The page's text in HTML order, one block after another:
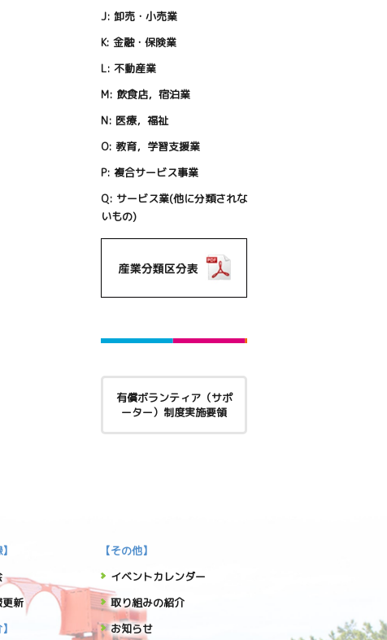
J: 卸売・小売業
K: 金融・保険業
L: 不動産業
M: 飲食店，宿泊業
N: 医療，福祉
O: 教育，学習支援業
P: 複合サービス事業
Q: サービス業(他に分類されな
いもの)
有償ボランティア（サポ
ーター）制度実施要領
新
【その他】
イベントカレンダー
取り組みの紹介
お知らせ